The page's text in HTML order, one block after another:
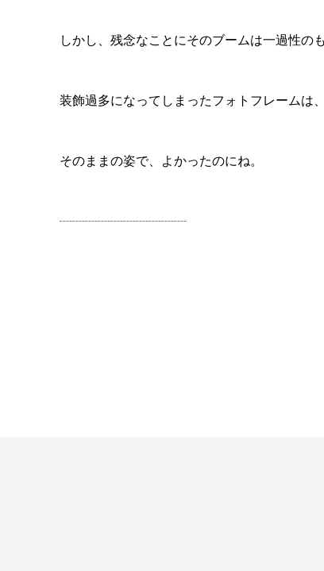
しかし、残念なことにそのブームは一過性
装飾過多になってしまったフォトフレームは
そのままの姿で、よかったのにね。
┈┈┈┈┈┈┈┈┈┈